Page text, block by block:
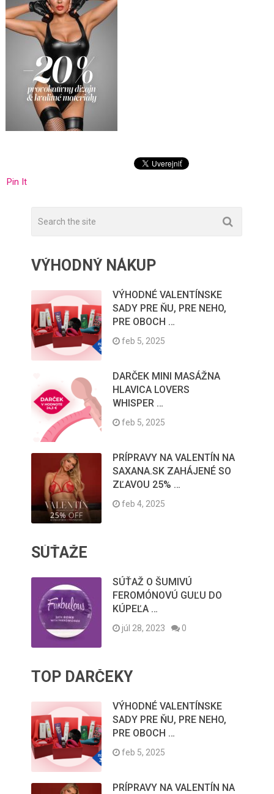
Pin It
VÝHODNÝ NÁKUP
VÝHODNÉ VALENTÍNSKE
SADY PRE ŇU, PRE NEHO,
PRE OBOCH …
feb 5, 2025
DARČEK MINI MASÁŽNA
HLAVICA LOVERS
WHISPER …
feb 5, 2025
PRÍPRAVY NA VALENTÍN NA
SAXANA.SK ZAHÁJENÉ SO
ZĽAVOU 25% …
feb 4, 2025
SÚŤAŽE
SÚŤAŽ O ŠUMIVÚ
FEROMÓNOVÚ GUĽU DO
KÚPEĽA …
júl 28, 2023 0
TOP DARČEKY
VÝHODNÉ VALENTÍNSKE
SADY PRE ŇU, PRE NEHO,
PRE OBOCH …
feb 5, 2025
PRÍPRAVY NA VALENTÍN NA